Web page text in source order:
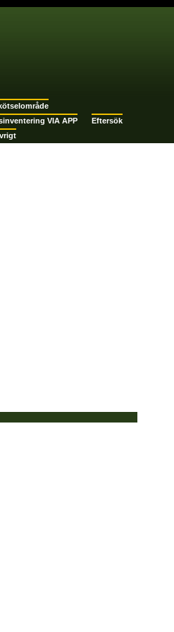
VIA APP
Eftersök